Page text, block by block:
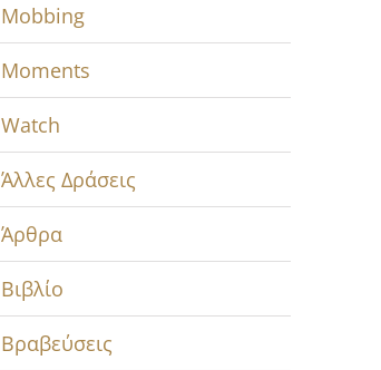
Mobbing
Moments
Watch
Άλλες Δράσεις
Άρθρα
Βιβλίο
Βραβεύσεις